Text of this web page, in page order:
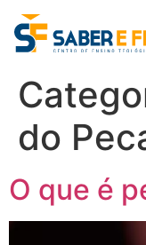
do
O que é